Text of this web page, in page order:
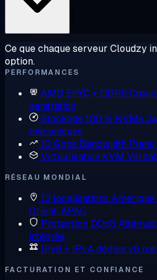
Ce que chaque serveur Cloudzy
option.
PERFORMANCES
AMD EPYC + DDR5
génération
Stockage 100 % NVMe
mécaniques
10 Gbps Bandwidth Plans
Virtualisation KVM
RÉSEAU MONDIAL
13 localisations Amérique
Orient, APAC
Protection DDoS
intégrée
IPv6 + IPv4 dédiéev6
FACTURATION ET CONFIANCE